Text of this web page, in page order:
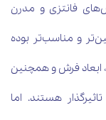
فانتزی و مدرن
و مناسب‌تر بوده
ابعاد فرش و همچنین
هستند. اما